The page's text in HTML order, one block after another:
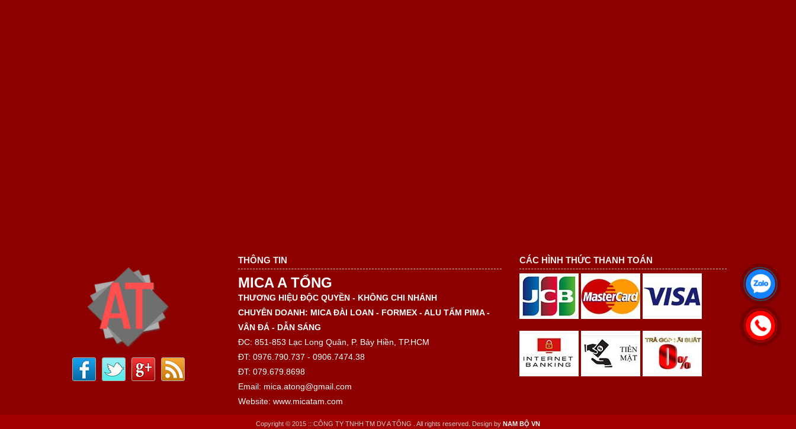
THÔNG TIN
MICA A TỔNG
THƯƠNG HIỆU ĐỘC QUYỀN - KHÔNG CHI NHÁNH
CHUYÊN DOANH: MICA ĐÀI LOAN - FORMEX - ALU TẤM PIMA -
VÂN ĐÁ - DẪN SÁNG
ĐC: 851-853 Lạc Long Quân, P. Bảy Hiền, TP.HCM
ĐT: 0976.790.737 - 0906.7474.38
ĐT: 079.679.8698
Email: mica.atong@gmail.com
Website: www.micatam.com
CÁC HÌNH THỨC THANH TOÁN
Copyright © 2015 :: CÔNG TY TNHH TM DV A TỔNG . All rights reserved. Design by NAM BỘ VN